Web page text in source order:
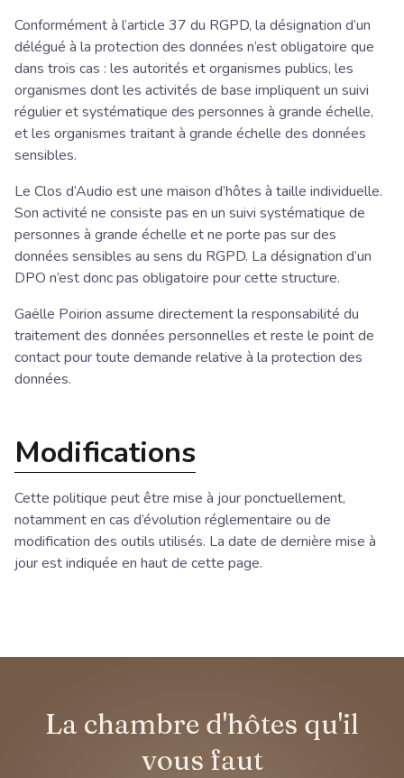
Conformément à l’article 37 du RGPD, la désignation d’un
délégué à la protection des données n’est obligatoire que
dans trois cas : les autorités et organismes publics, les
organismes dont les activités de base impliquent un suivi
régulier et systématique des personnes à grande échelle,
et les organismes traitant à grande échelle des données
sensibles.
Le Clos d’Audio est une maison d’hôtes à taille individuelle.
Son activité ne consiste pas en un suivi systématique de
personnes à grande échelle et ne porte pas sur des
données sensibles au sens du RGPD. La désignation d’un
DPO n’est donc pas obligatoire pour cette structure.
Gaëlle Poirion assume directement la responsabilité du
traitement des données personnelles et reste le point de
contact pour toute demande relative à la protection des
données.
Modifications
Cette politique peut être mise à jour ponctuellement,
notamment en cas d’évolution réglementaire ou de
modification des outils utilisés. La date de dernière mise à
jour est indiquée en haut de cette page.
La chambre d'hôtes qu'il
vous faut